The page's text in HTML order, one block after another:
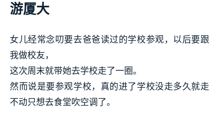
游厦大
女儿经常念叨要去爸爸读过的学校参观，以后要跟
我做校友，
这次周末就带她去学校走了一圈。
然而说是要参观学校，真的进了学校没走多久就走
不动只想去食堂吹空调了。